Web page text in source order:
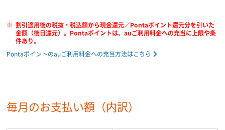
割引適用後の税抜・税込額から現金還元／Pontaポイント還元分を引いた
金額（後日還元）。Pontaポイントは、auご利用料金への充当に上限や条
件あり。
Pontaポイントのauご利用料金への充当方法はこちら
毎月のお支払い額（内訳）